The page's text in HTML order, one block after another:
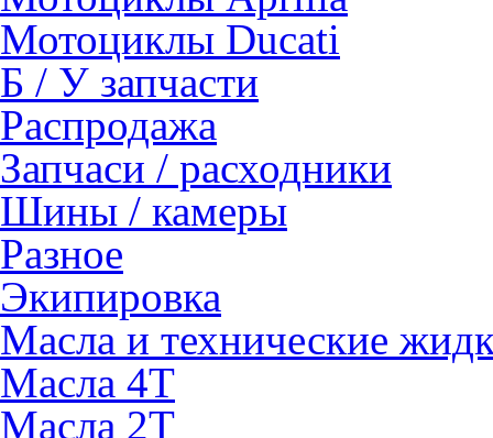
Мотоциклы Ducati
Б / У запчасти
Распродажа
Запчаси / расходники
Шины / камеры
Разное
Экипировка
Масла и технические
Масла 4Т
Масла 2Т